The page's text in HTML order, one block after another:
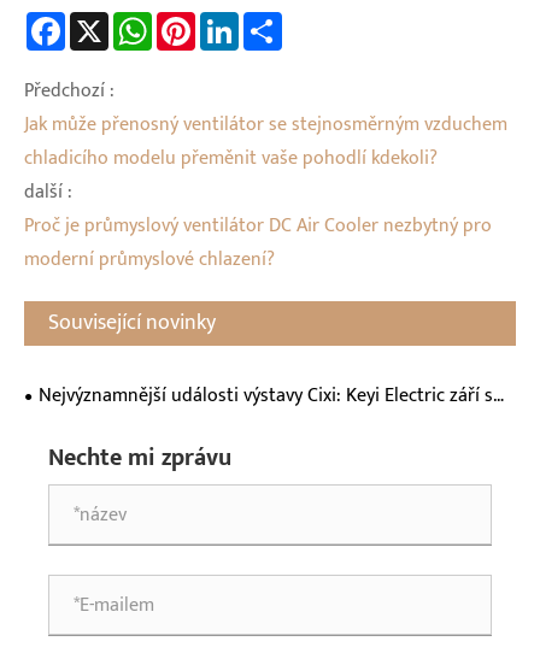
Facebook WhatsAppPinterestLinkedIn
Předchozí :
Jak může přenosný ventilátor se stejnosměrným vzduchem
chladicího modelu přeměnit vaše pohodlí kdekoli?
další :
Proč je průmyslový ventilátor DC Air Cooler nezbytný pro
moderní průmyslové chlazení?
Související novinky
Nejvýznamnější události výstavy Cixi: Keyi Electric září s
Nechte mi zprávu